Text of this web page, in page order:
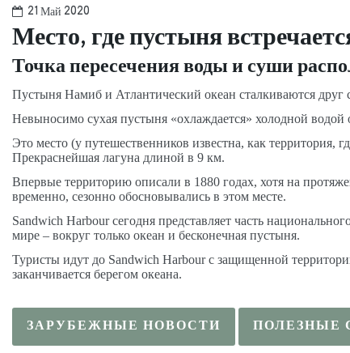
21 Май 2020
Место, где пустыня
Точка пересечения воды и суши
Пустыня Намиб и Атлантический океан сталкиваются
Невыносимо сухая пустыня «охлаждается» холодной водой
Это место (у путешественников известна, как территория,
Прекраснейшая лагуна длиной в 9 км.
Впервые территорию описали в 1880 годах, хотя на
временно, сезонно обосновывались в этом месте.
Sandwich Harbour сегодня представляет часть
мире – вокруг только океан и бесконечная пустыня.
Туристы идут до Sandwich Harbour с защищенной
заканчивается берегом океана.
ЗАРУБЕЖНЫЕ НОВОСТИ ПОЛЕЗНЫЕ